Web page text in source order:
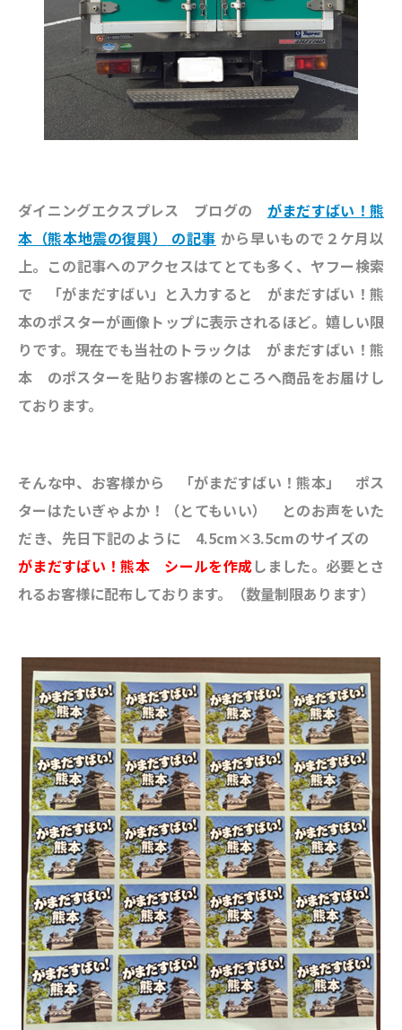
ダイニングエクスプレス ブログの がまだすばい！熊
本（熊本地震の復興）
の記事 から早いもので２ケ月以
上。この記事へのアクセスはてとても多く、ヤフー検索
で 「がまだすばい」と入力すると がまだすばい！熊
本のポスターが画像トップに表示されるほど。嬉しい限
りです。現在でも当社のトラックは がまだすばい！熊
本 のポスターを貼りお客様のところへ商品をお届けし
ております。
そんな中、お客様から 「がまだすばい！熊本」 ポス
ターはたいぎゃよか！（とてもいい） とのお声をいた
だき、先日下記のように 4.5cm×3.5cmのサイズの
がまだすばい！熊本 シールを作成しました。必要とさ
れるお客様に配布しております。（数量制限あります）